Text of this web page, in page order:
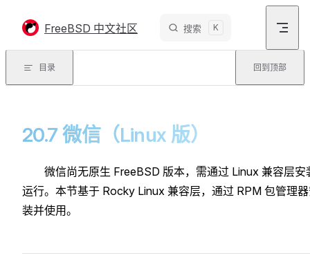
FreeBSD 中文社区 搜索 K
目录 回到顶部
20.7 微信（Linux 版）
微信尚无原生 FreeBSD 版本，需通过 Linux 兼容层安
运行。本节基于 Rocky Linux 兼容层，通过 RPM 包管理
装并使用。